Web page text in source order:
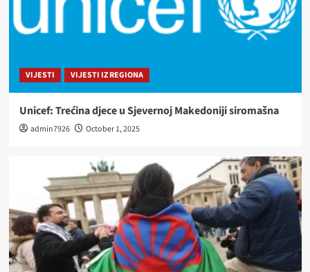
VIJESTI VIJESTI IZ REGIONA
Unicef: Trećina djece u Sjevernoj Makedoniji siromašna
admin7926 October 1, 2025